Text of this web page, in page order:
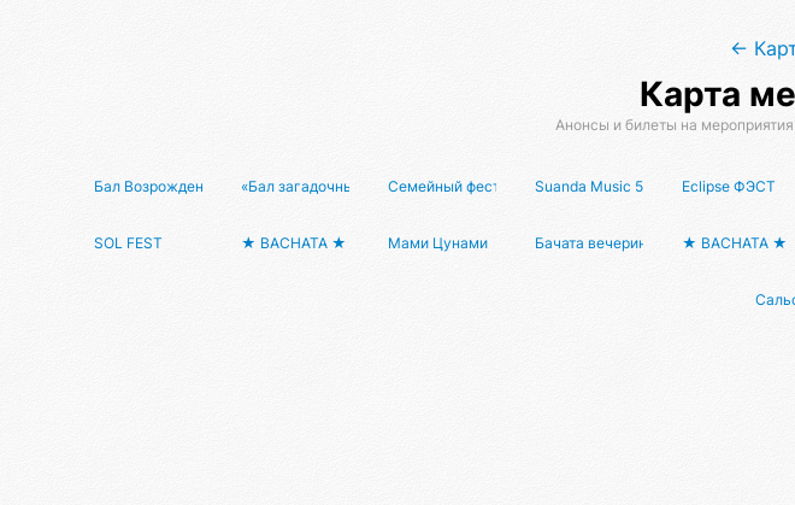
←
Карта
Анонсы и билеты на
Бал Возрождение: расправь свои крылья!«Бал загадочных существ» 3 ноября в АРБАТ ХОЛЛ
Семейный фестиваль МамаПати и Мамадо в Москве 2025
Suanda Music 500 "NEW REALITY"
Eclipse ФЭСТ
SOL FEST ★ BACHATA ★ STARS ★ PARTY ★
Мами Цунами Бачата вечеринка Тансалта★ BACHATA ★